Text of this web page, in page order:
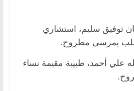
توفيق سليم، استشاري
بمرسى مطروح.
علي أحمد، طبيبة مقيمة نساء